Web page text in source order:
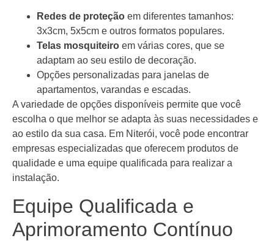
Redes de proteção em diferentes tamanhos:
3x3cm, 5x5cm e outros formatos populares.
Telas mosquiteiro em várias cores, que se
adaptam ao seu estilo de decoração.
Opções personalizadas para janelas de
apartamentos, varandas e escadas.
A variedade de opções disponíveis permite que você
escolha o que melhor se adapta às suas necessidades e
ao estilo da sua casa. Em Niterói, você pode encontrar
empresas especializadas que oferecem produtos de
qualidade e uma equipe qualificada para realizar a
instalação.
Equipe Qualificada e
Aprimoramento Contínuo